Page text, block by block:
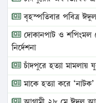
বৃহস্পতিবার পবিত্র
দোকানপাট ও শপিংমল
নির্দেশনা
চাঁদপুরে হত্যা মামলায়
মাকে হত্যা করে